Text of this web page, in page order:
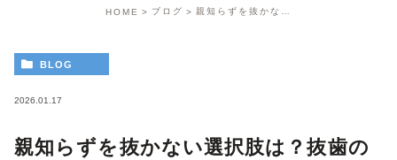
HOME ブログ 親知らずを抜かない選択肢は？抜歯のメリット・デメリットを徹底比較
BLOG
2026.01.17
親知らずを抜かない選択肢は？抜歯の